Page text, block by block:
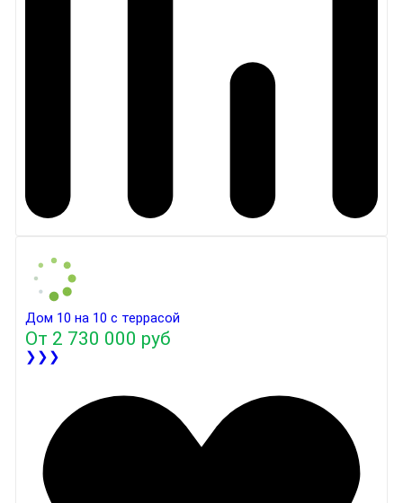
Дом 10 на 10 с террасой
От 2 730 000 руб
❯❯❯